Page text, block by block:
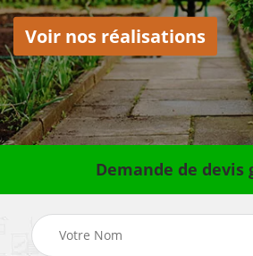
Voir nos réalisations
Demande de